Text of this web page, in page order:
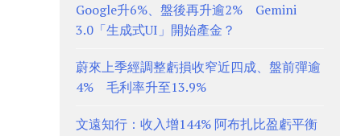
Google升6%、盤後再升逾2% Gemini
3.0「生成式UI」開始產金？
蔚來上季經調整虧損收窄近四成、盤前彈逾
4% 毛利率升至13.9%
文遠知行：收入增144% 阿布扎比盈虧平衡